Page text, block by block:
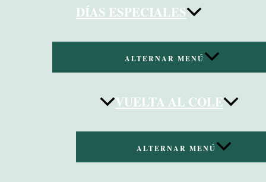
DÍAS ESPECIALES
ALTERNAR MENÚ
VUELTA AL COLE
ALTERNAR MENÚ